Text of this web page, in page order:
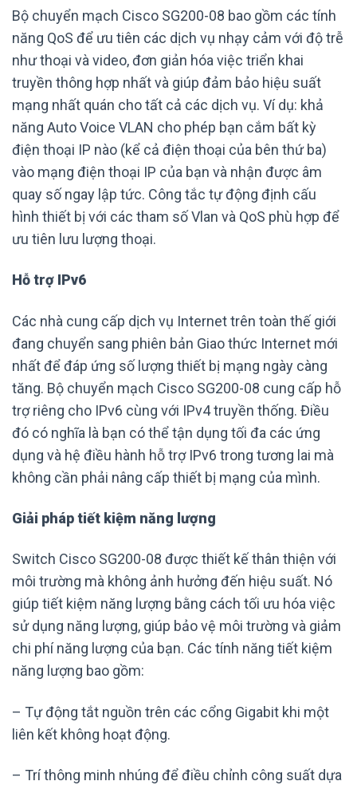
Bộ chuyển mạch Cisco SG200-08 bao gồm các tính
năng QoS để ưu tiên các dịch vụ nhạy cảm với độ trễ
như thoại và video, đơn giản hóa việc triển khai
truyền thông hợp nhất và giúp đảm bảo hiệu suất
mạng nhất quán cho tất cả các dịch vụ. Ví dụ: khả
năng Auto Voice VLAN cho phép bạn cắm bất kỳ
điện thoại IP nào (kể cả điện thoại của bên thứ ba)
vào mạng điện thoại IP của bạn và nhận được âm
quay số ngay lập tức. Công tắc tự động định cấu
hình thiết bị với các tham số Vlan và QoS phù hợp để
ưu tiên lưu lượng thoại.
Hỗ trợ IPv6
Các nhà cung cấp dịch vụ Internet trên toàn thế giới
đang chuyển sang phiên bản Giao thức Internet mới
nhất để đáp ứng số lượng thiết bị mạng ngày càng
tăng. Bộ chuyển mạch Cisco SG200-08 cung cấp hỗ
trợ riêng cho IPv6 cùng với IPv4 truyền thống. Điều
đó có nghĩa là bạn có thể tận dụng tối đa các ứng
dụng và hệ điều hành hỗ trợ IPv6 trong tương lai mà
không cần phải nâng cấp thiết bị mạng của mình.
Giải pháp tiết kiệm năng lượng
Switch Cisco SG200-08 được thiết kế thân thiện với
môi trường mà không ảnh hưởng đến hiệu suất. Nó
giúp tiết kiệm năng lượng bằng cách tối ưu hóa việc
sử dụng năng lượng, giúp bảo vệ môi trường và giảm
chi phí năng lượng của bạn. Các tính năng tiết kiệm
năng lượng bao gồm:
– Tự động tắt nguồn trên các cổng Gigabit khi một
liên kết không hoạt động.
– Trí thông minh nhúng để điều chỉnh công suất dựa